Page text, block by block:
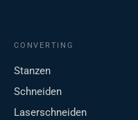
CONVERTING
Stanzen
Schneiden
Laserschneiden